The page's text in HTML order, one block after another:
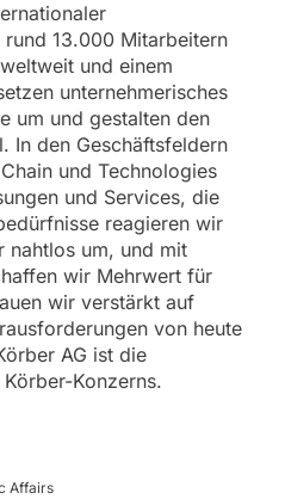
13.000 Mitarbeitern
und einem
unternehmerisches
um und gestalten den
In den Geschäftsfeldern
und Technologies
und Services, die
reagieren wir
nahtlos um, und mit
wir Mehrwert für
wir verstärkt auf
von heute
AG ist die
Konzerns.
Affairs